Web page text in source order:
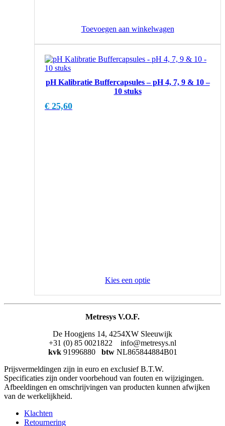
Toevoegen aan winkelwagen
pH Kalibratie Buffercapsules – pH 4, 7, 9 & 10 –
10 stuks
€ 25,60
Kies een optie
Metresys V.O.F.
De Hoogjens 14, 4254XW Sleeuwijk
+31 (0) 85 0021822 info@metresys.nl
kvk 91996880 btw NL865844884B01
Prijsvermeldingen zijn in euro en exclusief B.T.W.
Specificaties zijn onder voorbehoud van fouten en wijzigingen.
Afbeeldingen en omschrijvingen van producten kunnen afwijken
van de werkelijkheid.
Klachten
Retournering